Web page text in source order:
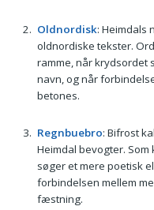
Oldnordisk: Heimdals
oldnordiske tekster.
ramme, når krydsordet
navn, og når
betones.
Regnbuebro: Bifrost
Heimdal bevogter.
søger et mere poetisk
forbindelsen mellem
fæstning.